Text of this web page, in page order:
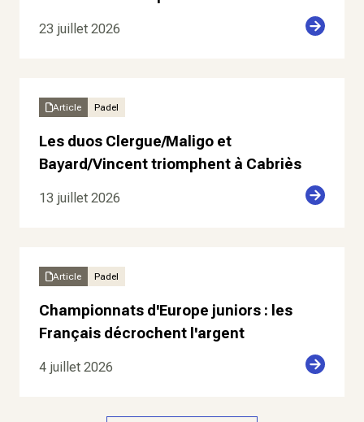
23 juillet 2026
Article Padel
Les duos Clergue/Maligo et
Bayard/Vincent triomphent à Cabriès
13 juillet 2026
Article Padel
Championnats d'Europe juniors : les
Français décrochent l'argent
4 juillet 2026